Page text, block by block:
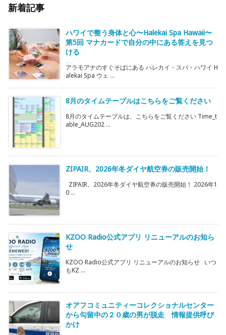
新着記事
ハワイで整う身体と心〜Halekai Spa Hawaii〜
第5回 マナカードで自分の中にある答えを見つ
ける
アラモアナのすぐそばにある ハレカイ・スパ・ハワイ H
alekai Spa ウェ ...
8月のタイムテーブルはこちらをご覧ください
8月のタイムテーブルは、こちらをご覧ください Time_t
able_AUG202 ...
ZIPAIR、2026年冬ダイヤ航空券の販売開始！
ZIPAIR、2026年冬ダイヤ航空券の販売開始！ 2026年1
0 ...
KZOO Radio公式アプリ リニューアルのお知ら
せ
KZOO Radio公式アプリ リニューアルのお知らせ いつ
もKZ ...
オアフコミュニティーコレクショナルセンター
から勾留中の２０歳の男が脱走 情報提供呼び
かけ